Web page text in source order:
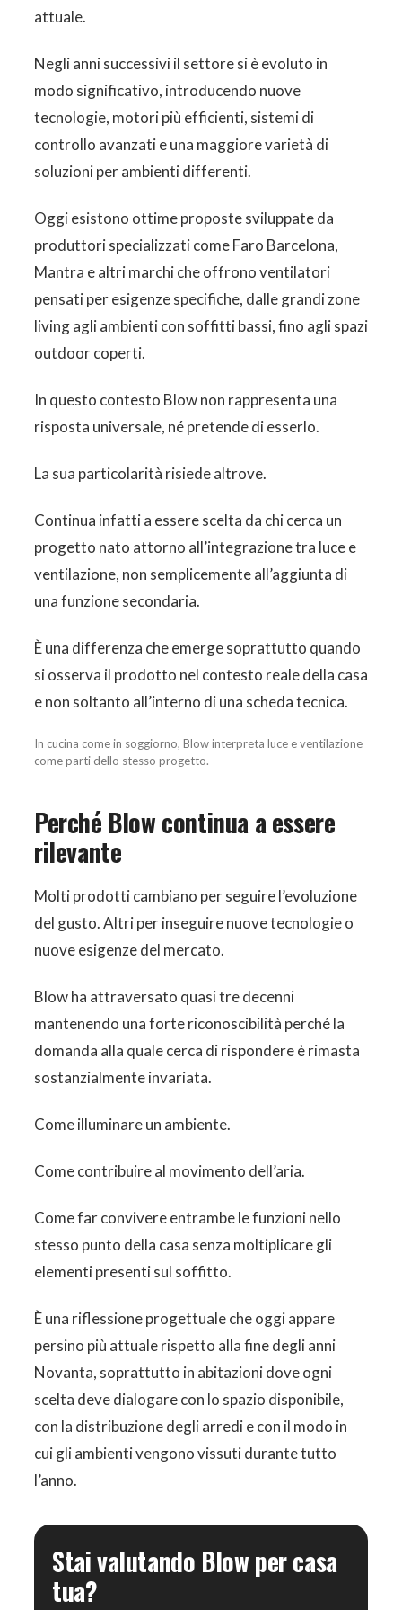
attuale.
Negli anni successivi il settore si è evoluto in
modo significativo, introducendo nuove
tecnologie, motori più efficienti, sistemi di
controllo avanzati e una maggiore varietà di
soluzioni per ambienti differenti.
Oggi esistono ottime proposte sviluppate da
produttori specializzati come Faro Barcelona,
Mantra e altri marchi che offrono ventilatori
pensati per esigenze specifiche, dalle grandi zone
living agli ambienti con soffitti bassi, fino agli spazi
outdoor coperti.
In questo contesto Blow non rappresenta una
risposta universale, né pretende di esserlo.
La sua particolarità risiede altrove.
Continua infatti a essere scelta da chi cerca un
progetto nato attorno all’integrazione tra luce e
ventilazione, non semplicemente all’aggiunta di
una funzione secondaria.
È una differenza che emerge soprattutto quando
si osserva il prodotto nel contesto reale della casa
e non soltanto all’interno di una scheda tecnica.
In cucina come in soggiorno, Blow interpreta luce e ventilazione
come parti dello stesso progetto.
Perché Blow continua a essere
rilevante
Molti prodotti cambiano per seguire l’evoluzione
del gusto. Altri per inseguire nuove tecnologie o
nuove esigenze del mercato.
Blow ha attraversato quasi tre decenni
mantenendo una forte riconoscibilità perché la
domanda alla quale cerca di rispondere è rimasta
sostanzialmente invariata.
Come illuminare un ambiente.
Come contribuire al movimento dell’aria.
Come far convivere entrambe le funzioni nello
stesso punto della casa senza moltiplicare gli
elementi presenti sul soffitto.
È una riflessione progettuale che oggi appare
persino più attuale rispetto alla fine degli anni
Novanta, soprattutto in abitazioni dove ogni
scelta deve dialogare con lo spazio disponibile,
con la distribuzione degli arredi e con il modo in
cui gli ambienti vengono vissuti durante tutto
l’anno.
Stai valutando Blow per casa
tua?